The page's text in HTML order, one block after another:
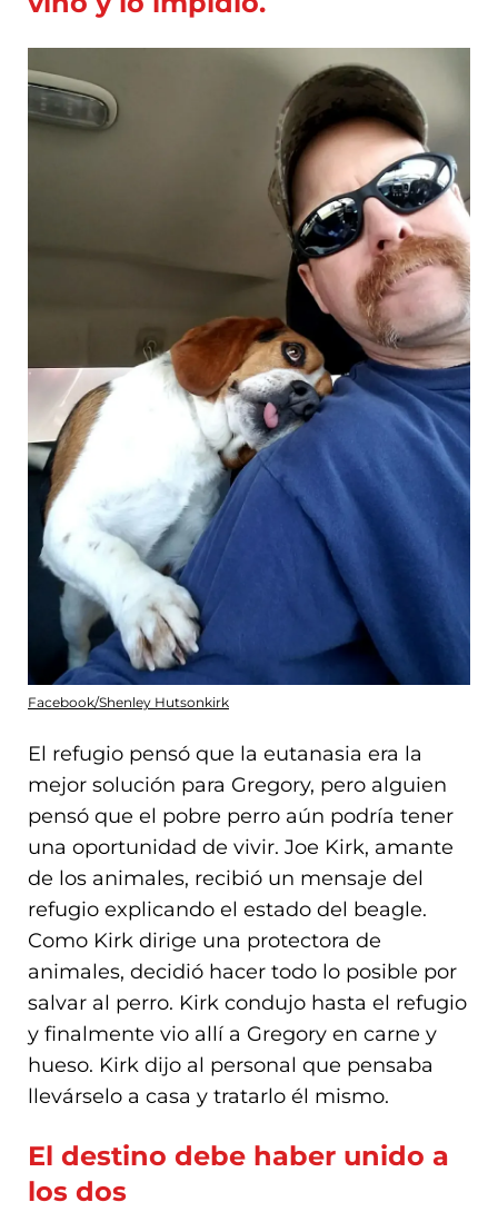
Facebook/Shenley Hutsonkirk
El refugio pensó que la eutanasia era la
mejor solución para Gregory, pero alguien
pensó que el pobre perro aún podría tener
una oportunidad de vivir. Joe Kirk, amante
de los animales, recibió un mensaje del
refugio explicando el estado del beagle.
Como Kirk dirige una protectora de
animales, decidió hacer todo lo posible por
salvar al perro. Kirk condujo hasta el refugio
y finalmente vio allí a Gregory en carne y
hueso. Kirk dijo al personal que pensaba
llevárselo a casa y tratarlo él mismo.
El destino debe haber unido a
los dos